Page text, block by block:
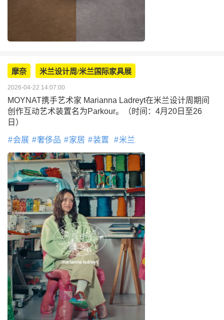
摩奈 米兰设计周/米兰国际家具展
2026-04-22 14:07:00
MOYNAT携手艺术家 Marianna Ladreyt在米兰设计周期间
创作互动艺术装置名为Parkour。（时间：4月20日至26
日）
会展 奢侈品 家居 装置 米兰